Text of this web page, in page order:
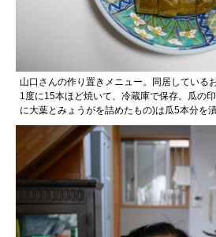
山口さんの作り置きメニュー。同居している
1度に15本ほど焼いて、冷蔵庫で保存。瓜の
に大葉とみょうがを詰めたもの)は瓜5本分を漬